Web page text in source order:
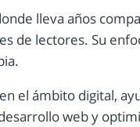
lleva años
de lectores. Su
el ámbito digital,
web y